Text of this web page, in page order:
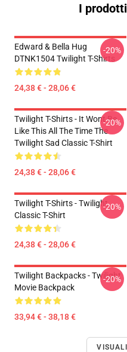
I
Edward & Bella Hug
DTNK1504 Twilight T-Shirts
24,38 € - 28,06 €
-20%
Twilight T-Shirts - It Wont Be
Like This All The Time The
Twilight Sad Classic T-Shirt
24,38 € - 28,06 €
-20%
Twilight T-Shirts - Twilight
Classic T-Shirt
24,38 € - 28,06 €
-20%
Twilight Backpacks - Twilight
Movie Backpack
33,94 € - 38,18 €
-20%